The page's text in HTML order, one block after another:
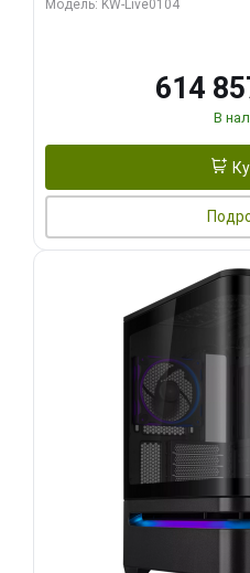
Модель: KW-Live0104
614
В